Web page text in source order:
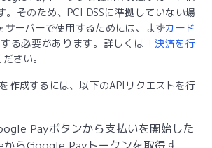
。そのため、PCI DSSに準拠していない場
サーバーで使用するためには、まずカード
る必要があります。詳しくは「決済を行
さい。
作成するには、以下のAPIリクエストを行
Payボタンから支払いを開始した